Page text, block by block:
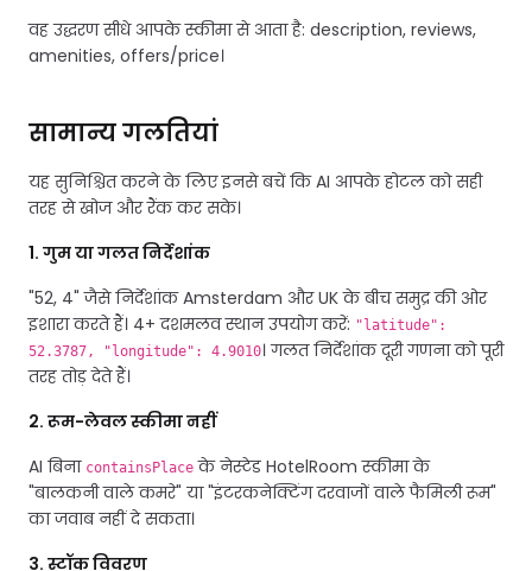
वह उद्धरण सीधे आपके स्कीमा से आता है: description, reviews,
amenities, offers/price।
सामान्य गलतियां
यह सुनिश्चित करने के लिए इनसे बचें कि AI आपके होटल को सही
तरह से खोज और रैंक कर सके।
1. गुम या गलत निर्देशांक
"52, 4" जैसे निर्देशांक Amsterdam और UK के बीच समुद्र की ओर
इशारा करते हैं। 4+ दशमलव स्थान उपयोग करें: "latitude":
52.3787, "longitude": 4.9010। गलत निर्देशांक दूरी गणना को पूरी
तरह तोड़ देते हैं।
2. रूम-लेवल स्कीमा नहीं
AI बिना containsPlace के नेस्टेड HotelRoom स्कीमा के
"बालकनी वाले कमरे" या "इंटरकनेक्टिंग दरवाजों वाले फैमिली रूम"
का जवाब नहीं दे सकता।
3. स्टॉक विवरण